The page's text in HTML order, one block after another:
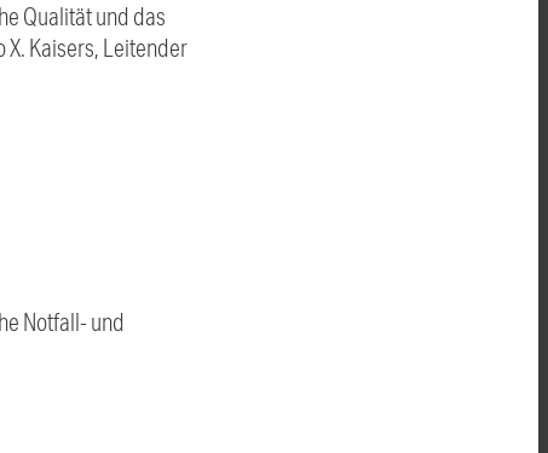
Qualität und das
Kaisers, Leitender
Notfall- und